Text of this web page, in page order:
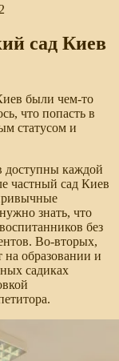
сад Киев
были чем-то
что попасть в
статусом и
доступны каждой
частный сад Киев
знать, что
без
Во-вторых,
на образовании и
садиках